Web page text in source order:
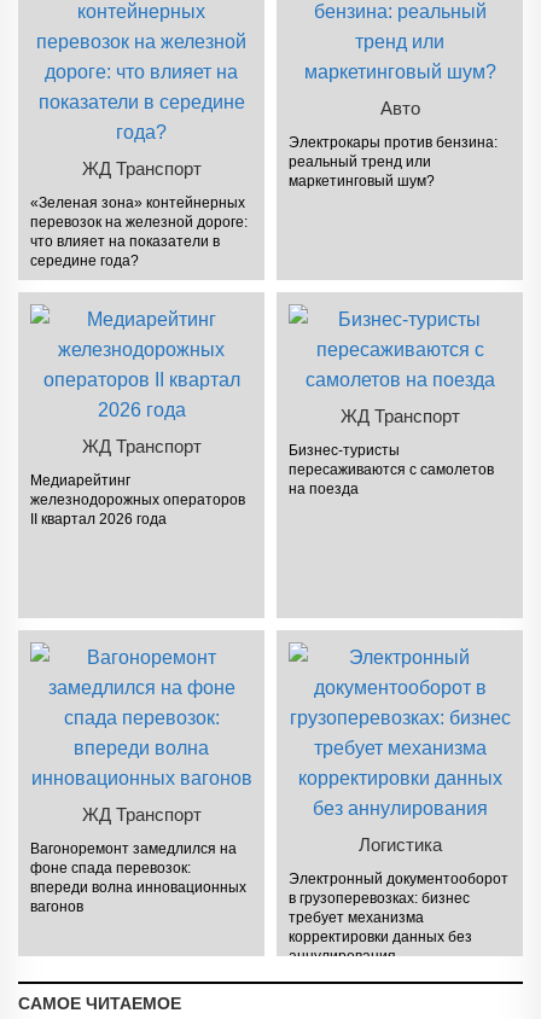
ЖД Транспорт
«Зеленая зона» контейнерных
перевозок на железной дороге:
что влияет на показатели в
середине года?
Авто
Электрокары против бензина:
реальный тренд или
маркетинговый шум?
ЖД Транспорт
Медиарейтинг
железнодорожных операторов
II квартал 2026 года
ЖД Транспорт
Бизнес-туристы
пересаживаются с самолетов
на поезда
ЖД Транспорт
Вагоноремонт замедлился на
фоне спада перевозок:
впереди волна инновационных
вагонов
Логистика
Электронный документооборот
в грузоперевозках: бизнес
требует механизма
корректировки данных без
аннулирования
САМОЕ ЧИТАЕМОЕ